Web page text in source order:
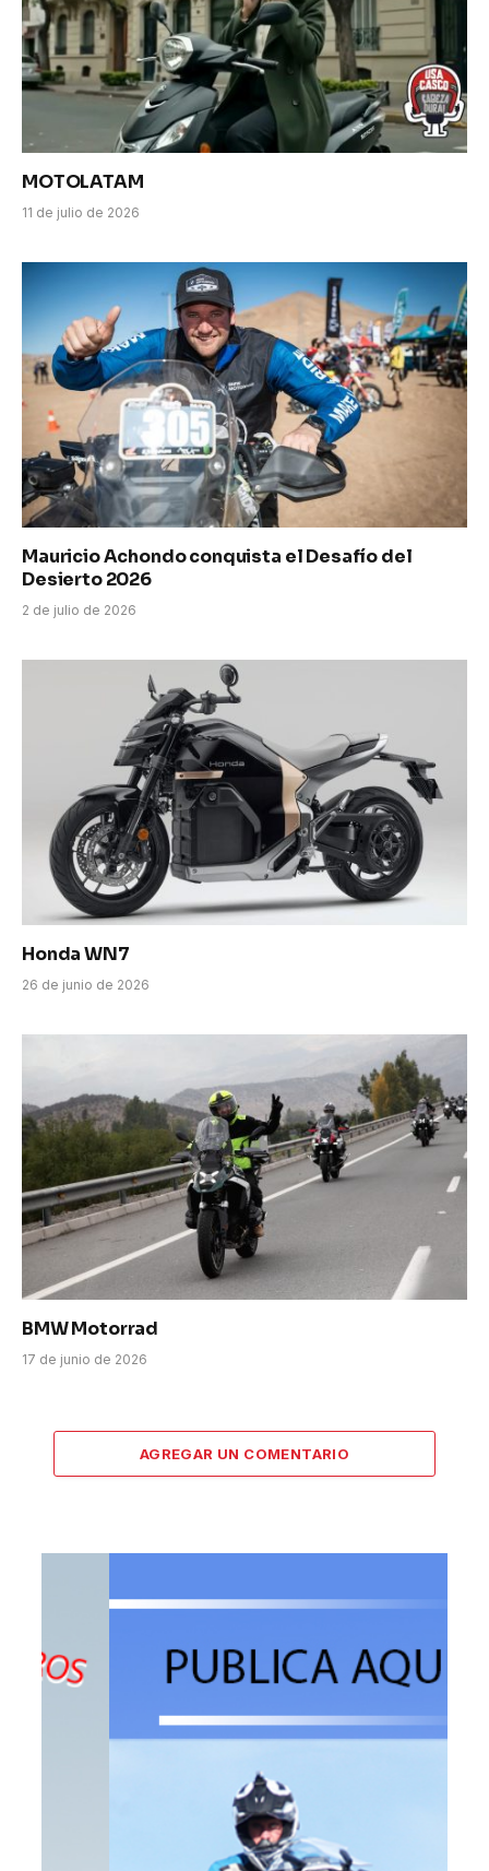
MOTOLATAM
11 de julio de 2026
Mauricio Achondo conquista el Desafío del
Desierto 2026
2 de julio de 2026
Honda WN7
26 de junio de 2026
BMW Motorrad
17 de junio de 2026
AGREGAR UN COMENTARIO